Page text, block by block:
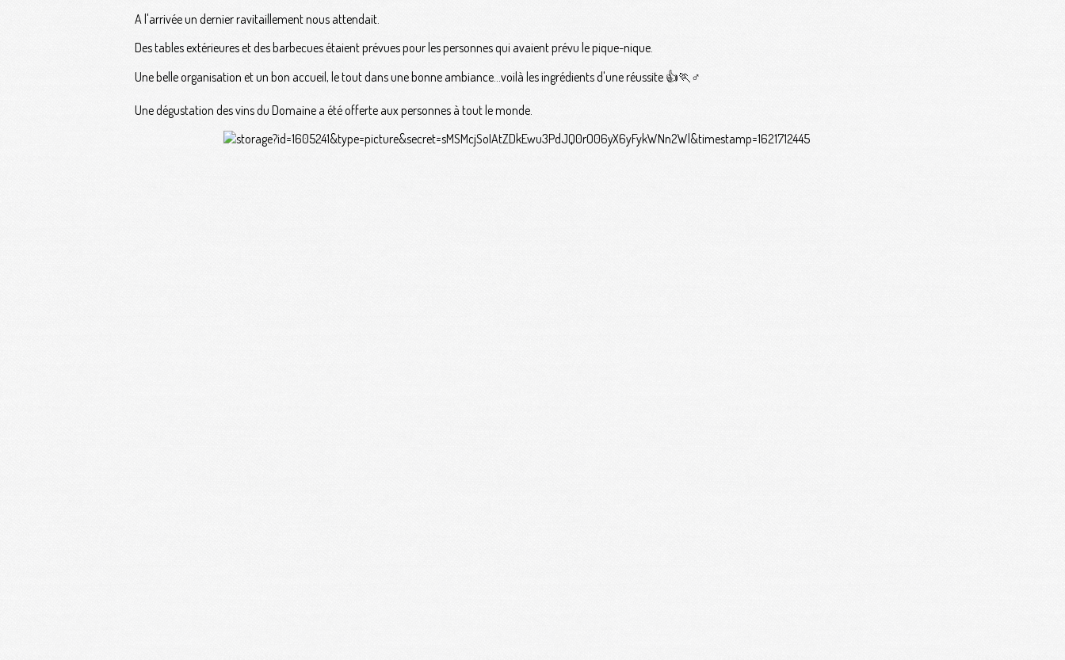
A l'arrivée un dernier ravitaillement nous attendait.
Des tables extérieures et des barbecues étaient prévues pour les personnes qui avaient prévu le pique-nique.
Une belle organisation et un bon accueil, le tout dans une bonne ambiance…voilà les ingrédients d'une réussite 👍🏃♂
Une dégustation des vins du Domaine a été offerte aux personnes à tout le monde.